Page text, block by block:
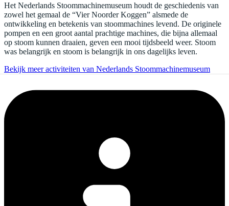
Het Nederlands Stoommachinemuseum houdt de geschiedenis van
zowel het gemaal de “Vier Noorder Koggen” alsmede de
ontwikkeling en betekenis van stoommachines levend. De originele
pompen en een groot aantal prachtige machines, die bijna allemaal
op stoom kunnen draaien, geven een mooi tijdsbeeld weer. Stoom
was belangrijk en stoom is belangrijk in ons dagelijks leven.
Bekijk meer activiteiten van Nederlands Stoommachinemuseum